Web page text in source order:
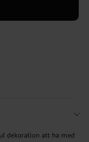
dekoration att ha med